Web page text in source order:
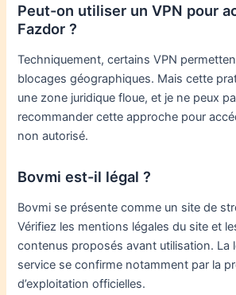
Peut-on utiliser un VPN pour
Fazdor ?
Techniquement, certains VPN
blocages géographiques. Mais cette
une zone juridique floue, et je ne peux
recommander cette approche pour
non autorisé.
Bovmi est-il légal ?
Bovmi se présente comme un site de
Vérifiez les mentions légales du site et
contenus proposés avant utilisation. La
service se confirme notamment par la
d’exploitation officielles.